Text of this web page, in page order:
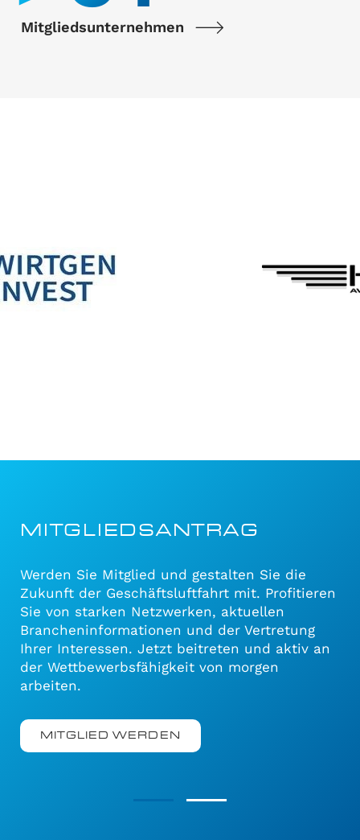
Mitgliedsunternehmen
MITGLIEDSANTRAG
Werden Sie Mitglied und gestalten Sie die
Zukunft der Geschäftsluftfahrt mit. Profitieren
Sie von starken Netzwerken, aktuellen
Brancheninformationen und der Vertretung
Ihrer Interessen. Jetzt beitreten und aktiv an
der Wettbewerbsfähigkeit von morgen
arbeiten.
MITGLIED WERDEN